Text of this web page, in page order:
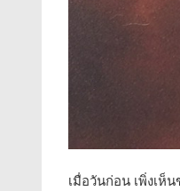
เมื่อวันก่อน เพิ่งเห็